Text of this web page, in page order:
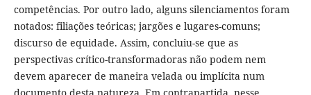
competências. Por outro lado, alguns silenciamentos foram
notados: filiações teóricas; jargões e lugares-comuns;
discurso de equidade. Assim, concluiu-se que as
perspectivas crítico-transformadoras não podem nem
devem aparecer de maneira velada ou implícita num